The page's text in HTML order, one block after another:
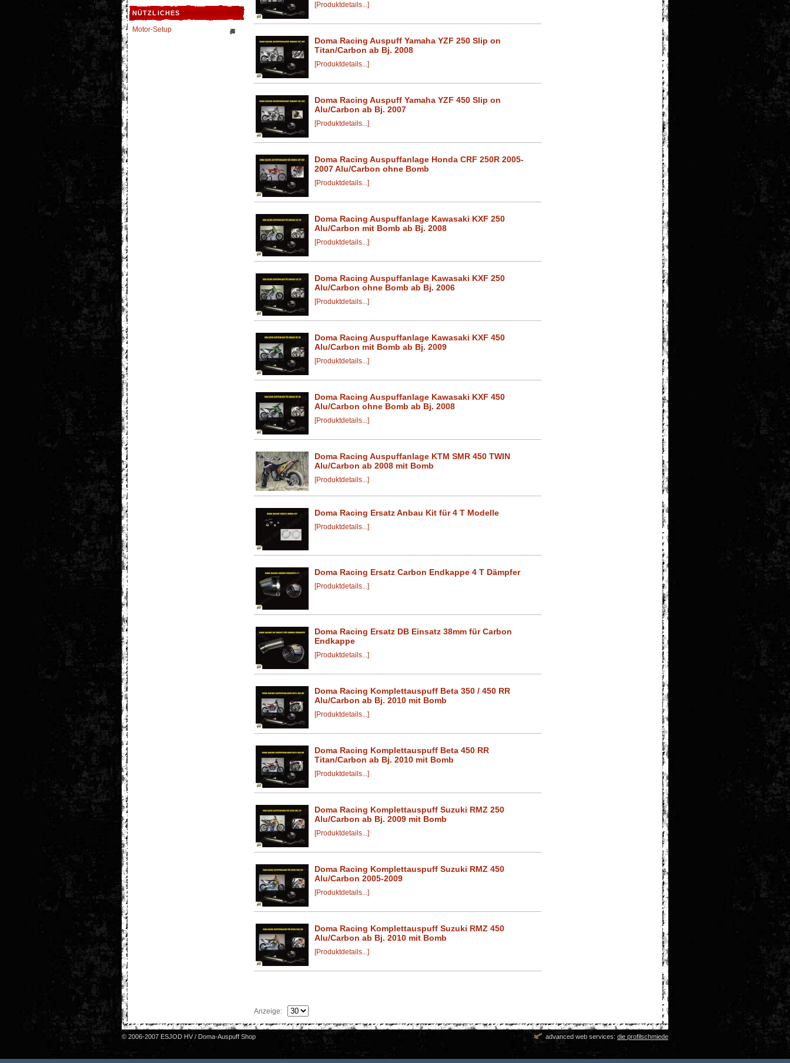
NÜTZLICHES
Motor-Setup
[Produktdetails...]
Doma Racing Auspuff Yamaha YZF 250 Slip on
Titan/Carbon ab Bj. 2008
[Produktdetails...]
Doma Racing Auspuff Yamaha YZF 450 Slip on
Alu/Carbon ab Bj. 2007
[Produktdetails...]
Doma Racing Auspuffanlage Honda CRF 250R 2005-
2007 Alu/Carbon ohne Bomb
[Produktdetails...]
Doma Racing Auspuffanlage Kawasaki KXF 250
Alu/Carbon mit Bomb ab Bj. 2008
[Produktdetails...]
Doma Racing Auspuffanlage Kawasaki KXF 250
Alu/Carbon ohne Bomb ab Bj. 2006
[Produktdetails...]
Doma Racing Auspuffanlage Kawasaki KXF 450
Alu/Carbon mit Bomb ab Bj. 2009
[Produktdetails...]
Doma Racing Auspuffanlage Kawasaki KXF 450
Alu/Carbon ohne Bomb ab Bj. 2008
[Produktdetails...]
Doma Racing Auspuffanlage KTM SMR 450 TWIN
Alu/Carbon ab 2008 mit Bomb
[Produktdetails...]
Doma Racing Ersatz Anbau Kit für 4 T Modelle
[Produktdetails...]
Doma Racing Ersatz Carbon Endkappe 4 T Dämpfer
[Produktdetails...]
Doma Racing Ersatz DB Einsatz 38mm für Carbon
Endkappe
[Produktdetails...]
Doma Racing Komplettauspuff Beta 350 / 450 RR
Alu/Carbon ab Bj. 2010 mit Bomb
[Produktdetails...]
Doma Racing Komplettauspuff Beta 450 RR
Titan/Carbon ab Bj. 2010 mit Bomb
[Produktdetails...]
Doma Racing Komplettauspuff Suzuki RMZ 250
Alu/Carbon ab Bj. 2009 mit Bomb
[Produktdetails...]
Doma Racing Komplettauspuff Suzuki RMZ 450
Alu/Carbon 2005-2009
[Produktdetails...]
Doma Racing Komplettauspuff Suzuki RMZ 450
Alu/Carbon ab Bj. 2010 mit Bomb
[Produktdetails...]
Anzeige:
advanced web services: die profilschmiede
© 2006-2007 ESJOD HV / Doma-Auspuff Shop